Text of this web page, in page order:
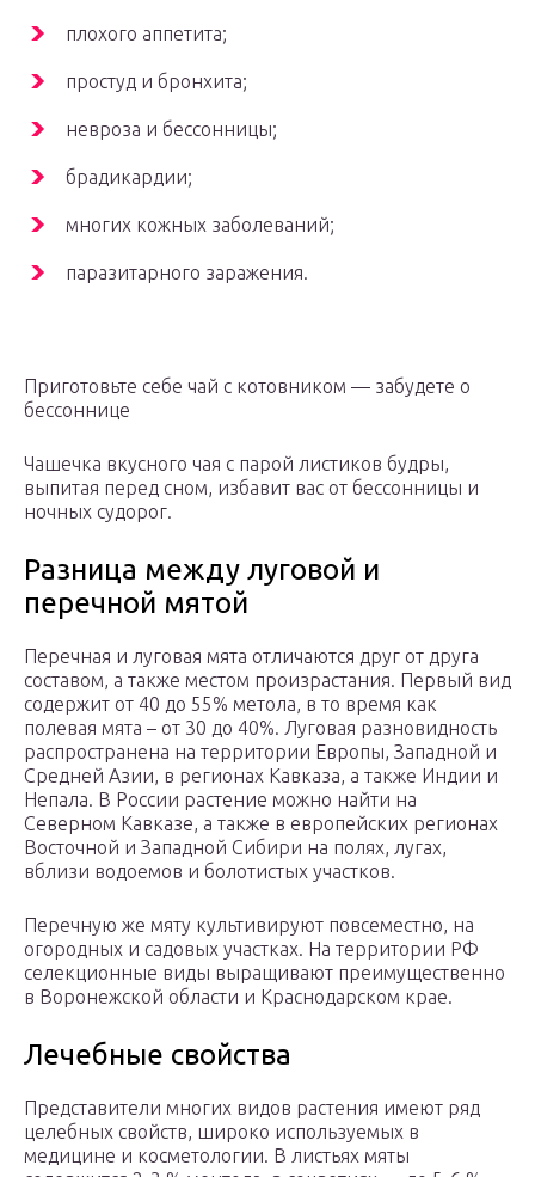
плохого аппетита;
простуд и бронхита;
невроза и бессонницы;
брадикардии;
многих кожных заболеваний;
паразитарного заражения.
Приготовьте себе чай с котовником — забудете о
бессоннице
Чашечка вкусного чая с парой листиков будры,
выпитая перед сном, избавит вас от бессонницы и
ночных судорог.
Разница между луговой и
перечной мятой
Перечная и луговая мята отличаются друг от друга
составом, а также местом произрастания. Первый вид
содержит от 40 до 55% метола, в то время как
полевая мята – от 30 до 40%. Луговая разновидность
распространена на территории Европы, Западной и
Средней Азии, в регионах Кавказа, а также Индии и
Непала. В России растение можно найти на
Северном Кавказе, а также в европейских регионах
Восточной и Западной Сибири на полях, лугах,
вблизи водоемов и болотистых участков.
Перечную же мяту культивируют повсеместно, на
огородных и садовых участках. На территории РФ
селекционные виды выращивают преимущественно
в Воронежской области и Краснодарском крае.
Лечебные свойства
Представители многих видов растения имеют ряд
целебных свойств, широко используемых в
медицине и косметологии. В листьях мяты